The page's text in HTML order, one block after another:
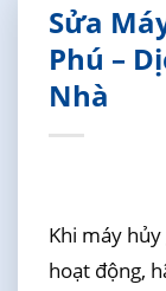
Sửa
Phú –
Nhà
Khi máy
hoạt động,